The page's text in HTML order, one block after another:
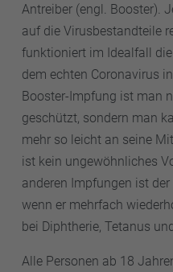
Antreiber (engl. Booster).
auf die Virusbestandteile
funktioniert im Idealfall
dem echten Coronavirus
Booster-Impfung ist man
geschützt, sondern man
mehr so leicht an seine
ist kein ungewöhnliches
anderen Impfungen ist
wenn er mehrfach
bei Diphtherie, Tetanus
Alle Personen ab 18